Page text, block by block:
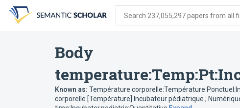
search
form
content
account
menu
Search 237,055,297 papers from all
Body
Known as: Température
corporelle [Température] Incubateur pédiatrique ;